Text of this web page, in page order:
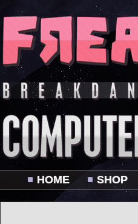
HOME SHOP